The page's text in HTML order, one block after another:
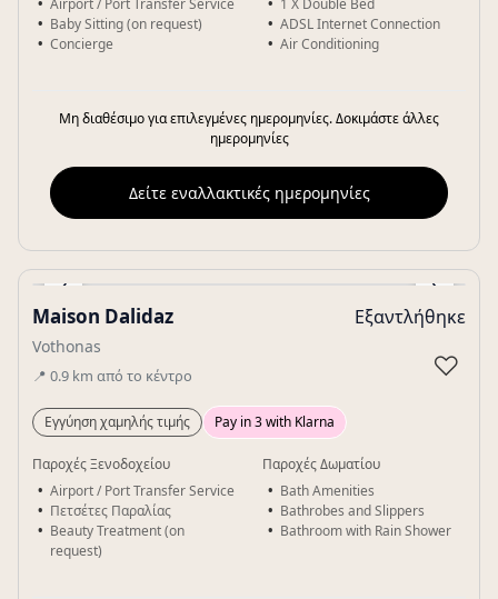
Airport / Port Transfer Service
Baby Sitting (on request)
Concierge
1 X Double Bed
ADSL Internet Connection
Air Conditioning
Μη διαθέσιμο για επιλεγμένες ημερομηνίες. Δοκιμάστε άλλες
ημερομηνίες
Δείτε εναλλακτικές ημερομηνίες
‹ ›
Gallery
Maison Dalidaz
Vothonas
📍 0.9 km από το κέντρο
Εξαντλήθηκε
♡
Εγγύηση χαμηλής τιμής Pay in 3 with Klarna
Παροχές Ξενοδοχείου
Airport / Port Transfer Service
Πετσέτες Παραλίας
Beauty Treatment (on
request)
Παροχές Δωματίου
Bath Amenities
Bathrobes and Slippers
Bathroom with Rain Shower